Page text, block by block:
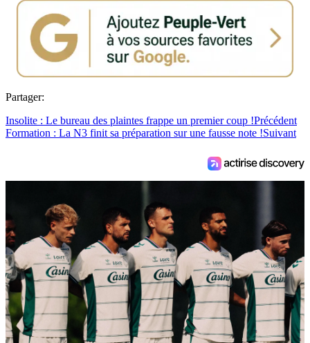
Partager:
Insolite : Le bureau des plaintes frappe un premier coup !Précédent
Formation : La N3 finit sa préparation sur une fausse note !Suivant